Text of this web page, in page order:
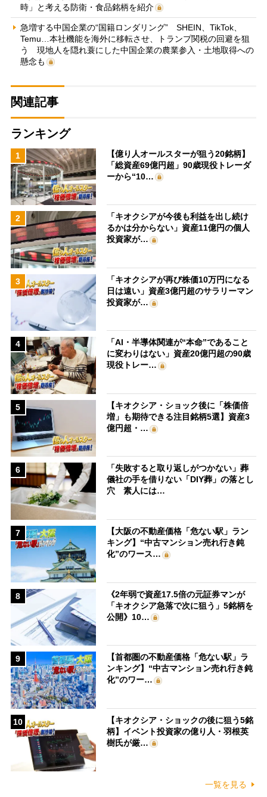
時」と考える防衛・食品銘柄を紹介
急増する中国企業の“国籍ロンダリング” SHEIN、TikTok、
Temu…本社機能を海外に移転させ、トランプ関税の回避を狙
う 現地人を隠れ蓑にした中国企業の農業参入・土地取得への
懸念も
関連記事
ランキング
1
【億り人オールスターが狙う20銘柄】
「総資産69億円超」90歳現役トレーダ
ーから“10…
2
「キオクシアが今後も利益を出し続け
るかは分からない」資産11億円の個人
投資家が…
3
「キオクシアが再び株価10万円になる
日は遠い」資産3億円超のサラリーマン
投資家が…
4
「AI・半導体関連が“本命”であること
に変わりはない」資産20億円超の90歳
現役トレー…
5
【キオクシア・ショック後に「株価倍
増」も期待できる注目銘柄5選】資産3
億円超・…
6
「失敗すると取り返しがつかない」葬
儀社の手を借りない「DIY葬」の落とし
穴 素人には…
7
【大阪の不動産価格「危ない駅」ラン
キング】“中古マンション売れ行き鈍
化”のワース…
8
《2年弱で資産17.5倍の元証券マンが
「キオクシア急落で次に狙う」5銘柄を
公開》10…
9
【首都圏の不動産価格「危ない駅」ラ
ンキング】“中古マンション売れ行き鈍
化”のワー…
10
【キオクシア・ショックの後に狙う5銘
柄】イベント投資家の億り人・羽根英
樹氏が厳…
一覧を見る